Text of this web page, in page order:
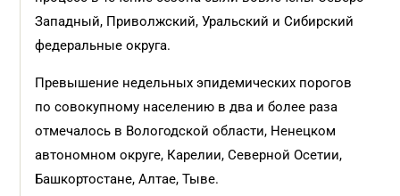
Западный, Приволжский, Уральский и Сибирский
федеральные округа.
Превышение недельных эпидемических порогов
по совокупному населению в два и более раза
отмечалось в Вологодской области, Ненецком
автономном округе, Карелии, Северной Осетии,
Башкортостане, Алтае, Тыве.